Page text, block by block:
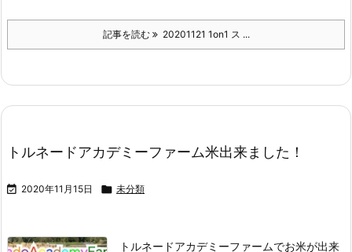
記事を読む 20201121 1on1 ス ...
トルネードアカデミーファーム米出来ました！
 2020年11月15日  未分類
トルネードアカデミーファームでお米が出来